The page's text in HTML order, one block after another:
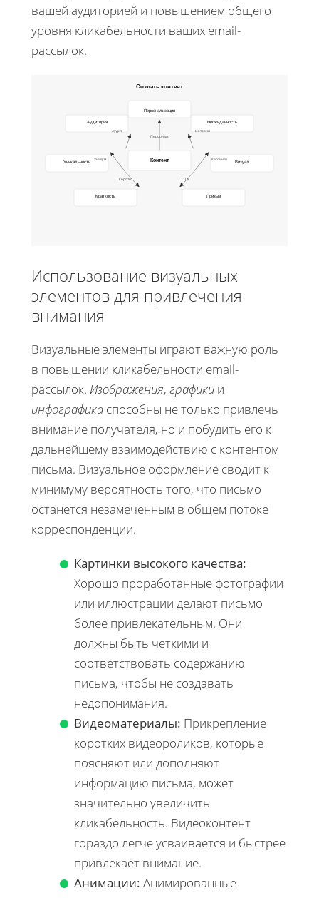
вашей аудиторией и повышением общего
уровня кликабельности ваших email-
рассылок.
Создать контент
Контент
Персонализация
Аудитория Неожиданность
Уникальность Визуал
Краткость Призыв
Персонал.
Аудит. Истории
Уникум Картинки
Коротко CTA
Использование визуальных
элементов для привлечения
внимания
Визуальные элементы играют важную роль
в повышении кликабельности email-
рассылок. Изображения, графики и
инфографика способны не только привлечь
внимание получателя, но и побудить его к
дальнейшему взаимодействию с контентом
письма. Визуальное оформление сводит к
минимуму вероятность того, что письмо
останется незамеченным в общем потоке
корреспонденции.
Картинки высокого качества:
Хорошо проработанные фотографии
или иллюстрации делают письмо
более привлекательным. Они
должны быть четкими и
соответствовать содержанию
письма, чтобы не создавать
недопонимания.
Видеоматериалы: Прикрепление
коротких видеороликов, которые
поясняют или дополняют
информацию письма, может
значительно увеличить
кликабельность. Видеоконтент
гораздо легче усваивается и быстрее
привлекает внимание.
Анимации: Анимированные